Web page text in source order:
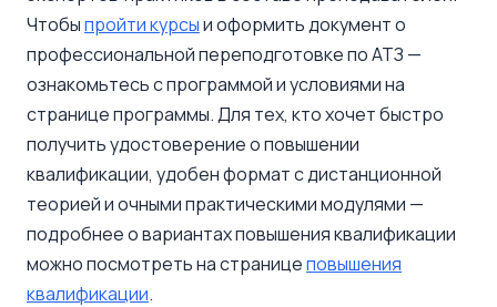
Чтобыпройти курсыи оформить документ о
профессиональной переподготовке по АТЗ —
ознакомьтесь с программой и условиями на
странице программы. Для тех, кто хочет быстро
получить удостоверение о повышении
квалификации, удобен формат с дистанционной
теорией и очными практическими модулями —
подробнее о вариантах повышения квалификации
можно посмотреть на страницеповышения
квалификации.